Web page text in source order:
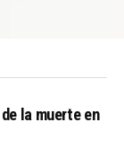
la muerte en